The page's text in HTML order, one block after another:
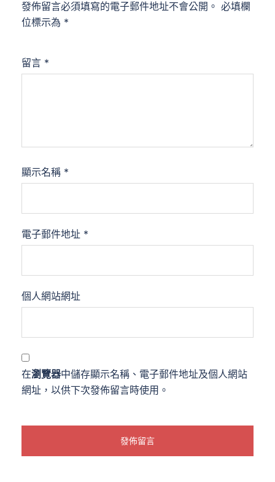
發佈留言必須填寫的電子郵件地址不會公開。 必填欄
位標示為 *
留言 *
顯示名稱 *
電子郵件地址 *
個人網站網址
在瀏覽器中儲存顯示名稱、電子郵件地址及個人網站
網址，以供下次發佈留言時使用。